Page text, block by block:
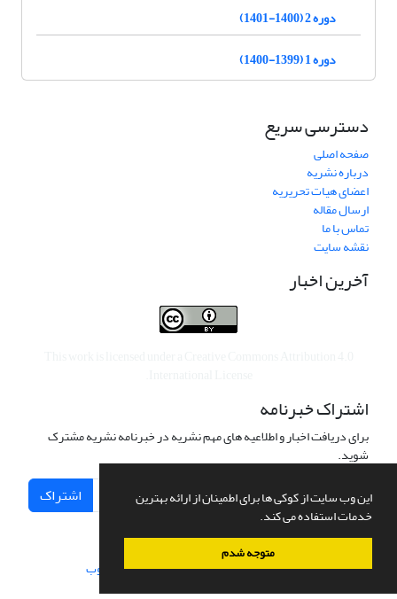
این وب سایت از کوکی ها برای اطمینان از ارائه بهترین
خدمات استفاده می کند.
متوجه شدم
دوره 2 (1400-1401)
دوره 1 (1399-1400)
دسترسی سریع
صفحه اصلی
درباره نشریه
اعضای هیات تحریریه
ارسال مقاله
تماس با ما
نقشه سایت
آخرین اخبار
اشتراک خبرنامه
برای دریافت اخبار و اطلاعیه های مهم نشریه در خبرنامه نشریه مشترک
شوید.
اشتراک
سامانه مدیریت نشریات علمی.طراحی و پیاده سازی از سیناوب